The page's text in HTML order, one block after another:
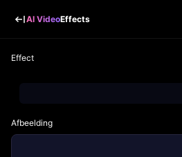
AI VideoEffects
Effect
Afbeelding